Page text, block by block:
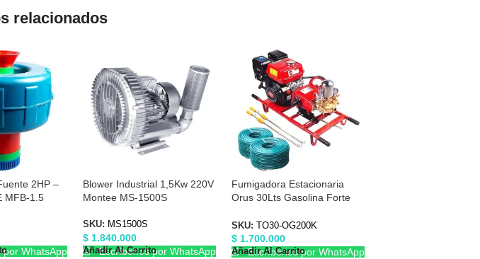
relacionados
2HP –
MFB-1.5
WhatsApp
Blower Industrial 1,5Kw 220V
Montee MS-1500S
SKU: MS1500S
$1.840.000
Añadir Al Carrito
Escríbenos por WhatsApp
Fumigadora Estacionaria
Orus 30Lts Gasolina Forte
SKU: TO30-OG200K
$1.700.000
Añadir Al Carrito
Escríbenos por WhatsApp